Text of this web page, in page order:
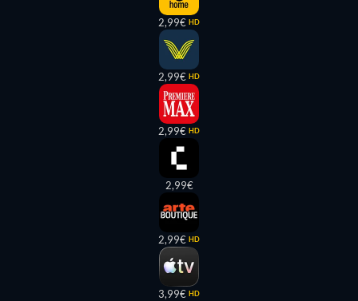
2,99€ HD
2,99€ HD
2,99€ HD
2,99€
2,99€ HD
3,99€ HD